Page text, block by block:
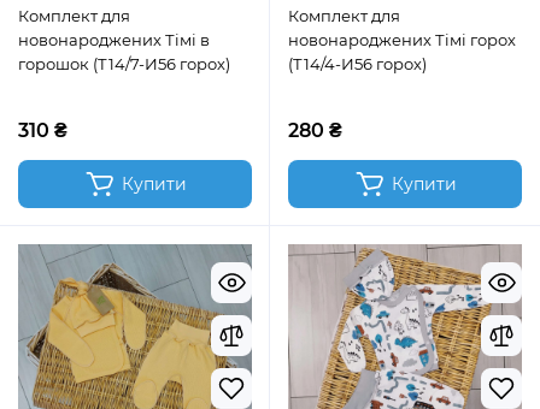
Комплект для
новонароджених Тімі в
горошок (Т14/7-И56 горох)
310 ₴
Купити
Комплект для
новонароджених Тімі горох
(Т14/4-И56 горох)
280 ₴
Купити